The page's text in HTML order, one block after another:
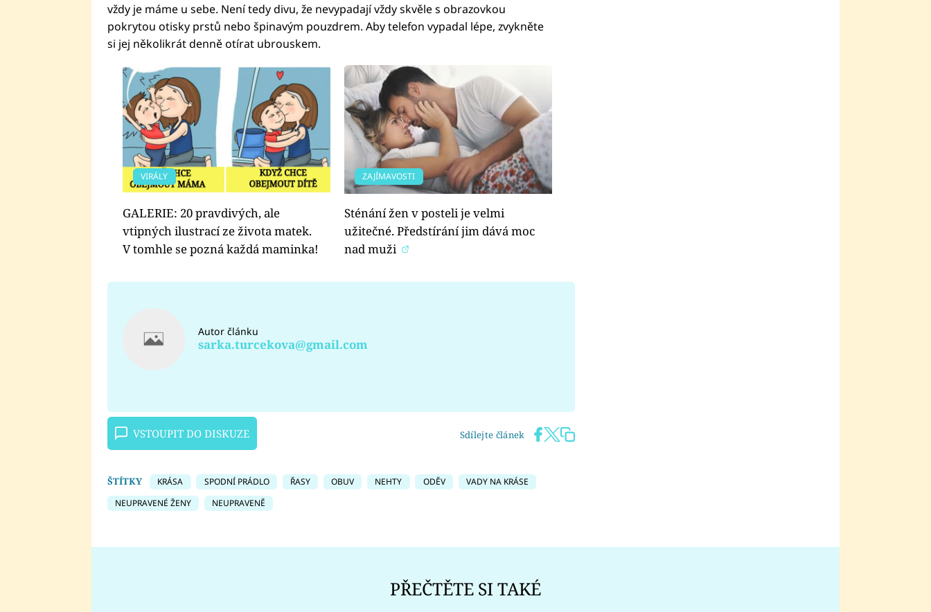
vždy je máme u sebe. Není tedy divu, že nevypadají vždy skvěle s obrazovkou
pokrytou otisky prstů nebo špinavým pouzdrem. Aby telefon vypadal lépe, zvykněte
si jej několikrát denně otírat ubrouskem.
VIRÁLY
GALERIE: 20 pravdivých, ale
vtipných ilustrací ze života matek.
V tomhle se pozná každá maminka!
ZAJÍMAVOSTI
Sténání žen v posteli je velmi
užitečné. Předstírání jim dává moc
nad muži
Autor článku
sarka.turcekova@gmail.com
VSTOUPIT DO DISKUZE Sdílejte článek
ŠTÍTKY KRÁSA SPODNÍ PRÁDLO ŘASY OBUV NEHTY ODĚV
VADY NA KRÁSE
NEUPRAVENÉ ŽENY
NEUPRAVENĚ
PŘEČTĚTE SI TAKÉ